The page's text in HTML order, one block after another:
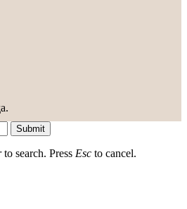
Submit
to search. Press Esc to cancel.